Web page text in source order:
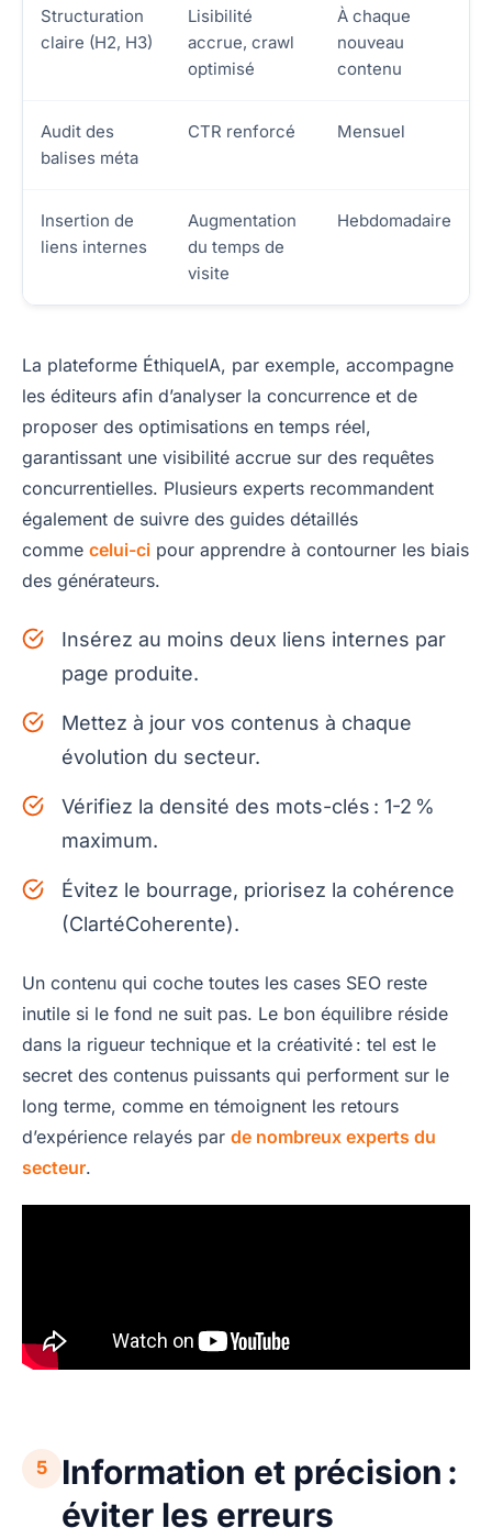
Structuration
claire (H2, H3)
Lisibilité
accrue, crawl
optimisé
À chaque
nouveau
contenu
Audit des
balises méta
CTR renforcé Mensuel
Insertion de
liens internes
Augmentation
du temps de
visite
Hebdomadaire
La plateforme ÉthiqueIA, par exemple, accompagne
les éditeurs afin d’analyser la concurrence et de
proposer des optimisations en temps réel,
garantissant une visibilité accrue sur des requêtes
concurrentielles. Plusieurs experts recommandent
également de suivre des guides détaillés
comme celui-ci pour apprendre à contourner les biais
des générateurs.
Insérez au moins deux liens internes par
page produite.
Mettez à jour vos contenus à chaque
évolution du secteur.
Vérifiez la densité des mots-clés : 1-2 %
maximum.
Évitez le bourrage, priorisez la cohérence
(ClartéCoherente).
Un contenu qui coche toutes les cases SEO reste
inutile si le fond ne suit pas. Le bon équilibre réside
dans la rigueur technique et la créativité : tel est le
secret des contenus puissants qui performent sur le
long terme, comme en témoignent les retours
d’expérience relayés par de nombreux experts du
secteur.
5
Information et précision :
éviter les erreurs